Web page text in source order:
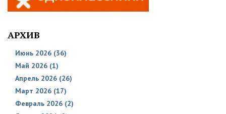
АРХИВ
Июнь 2026 (36)
Май 2026 (1)
Апрель 2026 (26)
Март 2026 (17)
Февраль 2026 (2)